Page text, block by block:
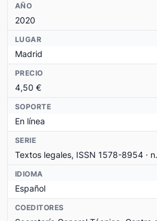
AÑO
2020
LUGAR
Madrid
PRECIO
4,50 €
SOPORTE
En línea
SERIE
Textos legales, ISSN 1578-8954 ·
IDIOMA
Español
COEDITORES